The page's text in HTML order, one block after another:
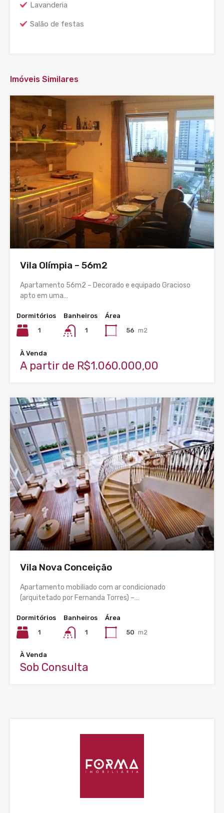
Lavanderia
Salão de festas
Imóveis Similares
Vila Olímpia – 56m2
Apartamento 56m2 – Decorado e equipado Gracioso
apto em uma…
Dormitórios
1
Banheiros
1
Área
56 m2
À Venda
A partir de R$1.060.000,00
Vila Nova Conceição
Apartamento mobiliado com ar condicionado
(arquitetado por Fernanda Torres) –…
Dormitórios
1
Banheiros
1
Área
50 m2
À Venda
Sob Consulta